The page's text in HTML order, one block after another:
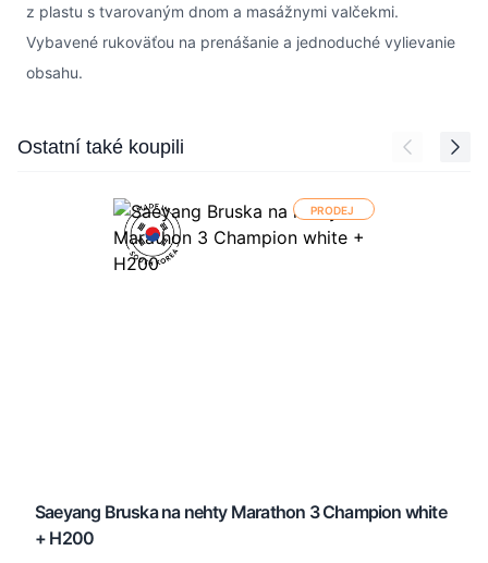
z plastu s tvarovaným dnom a masážnymi valčekmi.
Vybavené rukoväťou na prenášanie a jednoduché vylievanie
obsahu.
Press to skip carousel
Ostatní také koupili
PRODEJ
Saeyang Bruska na nehty Marathon 3 Champion white
+ H200